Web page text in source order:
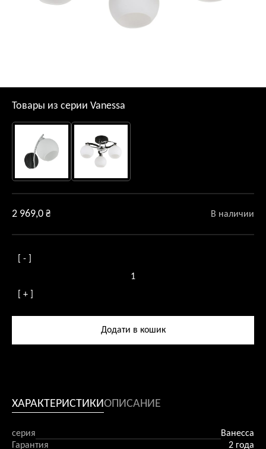
Товары из серии Vanessa
2 969,0 ₴ В наличии
[ - ]
товара
Люстра
патронів
[ + ]
Додати в кошик
ХАРАКТЕРИСТИКИОПИСАНИЕ
серия
Ванесса
Гарантия
2 года